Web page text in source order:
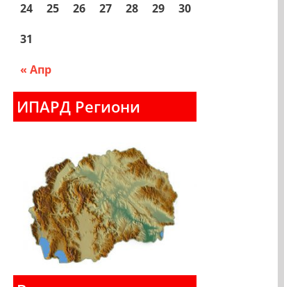
« Апр
24
25 26 27 28 29
30
31
ИПАРД Региони